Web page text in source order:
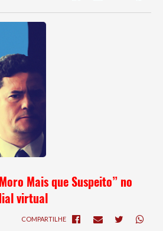
Mais que Suspeito” no
virtual
COMPARTILHE